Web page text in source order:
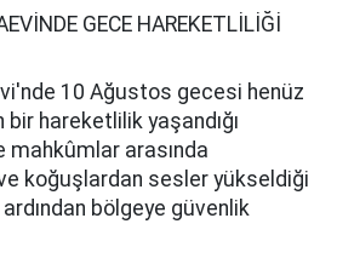
GECE HAREKETLİLİĞİ
10 Ağustos gecesi henüz
hareketlilik yaşandığı
mahkûmlar arasında
ve koğuşlardan sesler yükseldiği
bölgeye güvenlik